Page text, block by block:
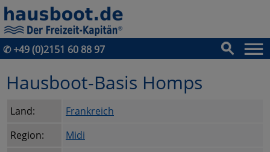
✆ +49 (0)2151 60 88 97
Hausboot-Basis Homps
Land:
Frankreich
Region:
Midi